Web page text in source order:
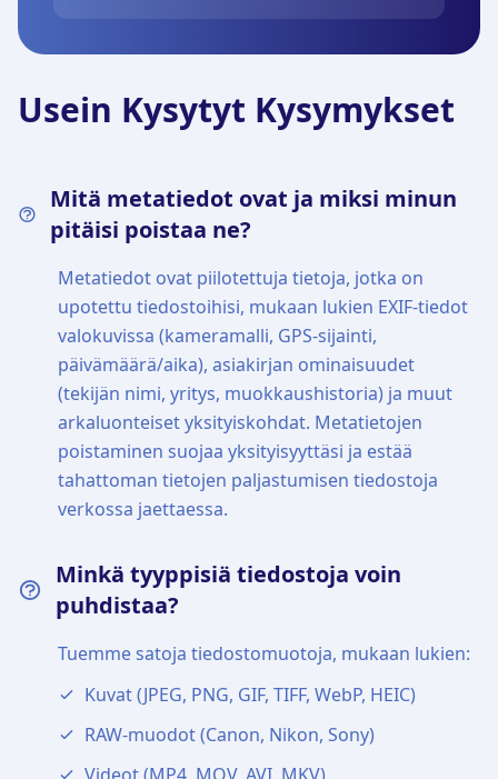
Usein Kysytyt Kysymykset
Mitä metatiedot ovat ja miksi minun
pitäisi poistaa ne?
Metatiedot ovat piilotettuja tietoja, jotka on
upotettu tiedostoihisi, mukaan lukien EXIF-tiedot
valokuvissa (kameramalli, GPS-sijainti,
päivämäärä/aika), asiakirjan ominaisuudet
(tekijän nimi, yritys, muokkaushistoria) ja muut
arkaluonteiset yksityiskohdat. Metatietojen
poistaminen suojaa yksityisyyttäsi ja estää
tahattoman tietojen paljastumisen tiedostoja
verkossa jaettaessa.
Minkä tyyppisiä tiedostoja voin
puhdistaa?
Tuemme satoja tiedostomuotoja, mukaan lukien:
Kuvat (JPEG, PNG, GIF, TIFF, WebP, HEIC)
RAW-muodot (Canon, Nikon, Sony)